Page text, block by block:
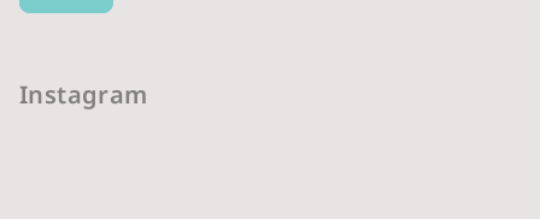
Instagram